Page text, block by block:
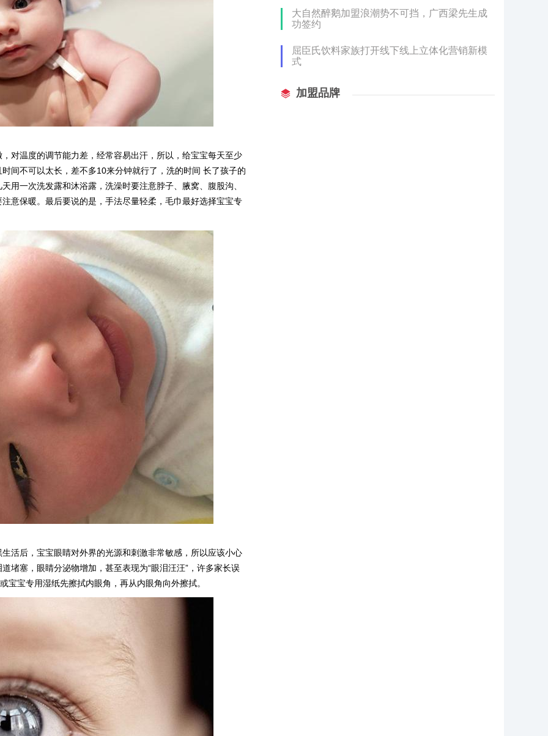
对温度的调节能力差，经常容易出汗，所以，给宝宝每天至少
间不可以太长，差不多10来分钟就行了，洗的时间 长了孩子的
用一次洗发露和沐浴露，洗澡时要注意脖子、腋窝、腹股沟、
意保暖。最后要说的是，手法尽量轻柔，毛巾最好选择宝宝专
活后，宝宝眼睛对外界的光源和刺激非常敏感，所以应该小心
堵塞，眼睛分泌物增加，甚至表现为“眼泪汪汪”，许多家长误
宝宝专用湿纸先擦拭内眼角，再从内眼角向外擦拭。
大自然醉鹅加盟浪潮势不可挡，广西梁先生成
功签约
屈臣氏饮料家族打开线下线上立体化营销新模
式
加盟品牌